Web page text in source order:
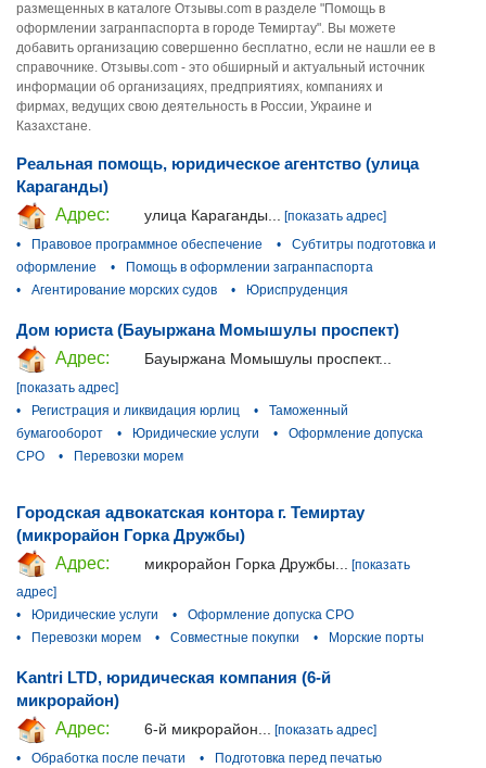
размещенных в каталоге Отзывы.com в разделе "Помощь в
оформлении загранпаспорта в городе Темиртау". Вы можете
добавить организацию совершенно бесплатно, если не нашли ее в
справочнике. Отзывы.com - это обширный и актуальный источник
информации об организациях, предприятиях, компаниях и
фирмах, ведущих свою деятельность в России, Украине и
Казахстане.
Реальная помощь, юридическое агентство (улица
Караганды)
Адрес:
улица Караганды...
[показать адрес]
•
Правовое программное обеспечение •
Субтитры подготовка и
оформление
•
Помощь в оформлении загранпаспорта
•
Агентирование морских судов • Юриспруденция
Дом юриста (Бауыржана Момышулы проспект)
Адрес:
Бауыржана Момышулы проспект...
[показать адрес]
•
Регистрация и ликвидация юрлиц •
Таможенный
бумагооборот
• Юридические услуги •
Оформление допуска
СРО
• Перевозки морем
Городская адвокатская контора г. Темиртау
(микрорайон Горка Дружбы)
Адрес:
микрорайон Горка Дружбы...
[показать
адрес]
•
Юридические услуги •
Оформление допуска СРО
•
Перевозки морем • Совместные покупки • Морские порты
Kantri LTD, юридическая компания (6-й
микрорайон)
Адрес:
6-й микрорайон... [показать адрес]
•
Обработка после печати •
Подготовка перед печатью